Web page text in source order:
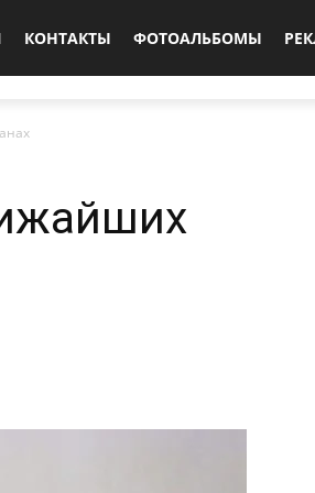
КОНТАКТЫ ФОТОАЛЬБОМЫ